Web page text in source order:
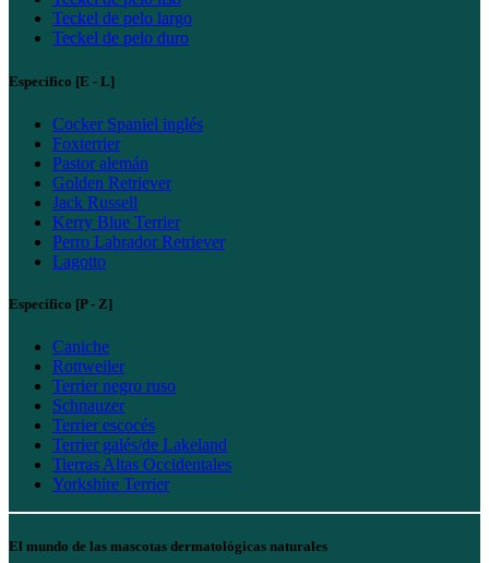
Teckel de pelo largo
Teckel de pelo duro
Específico [E - L]
Cocker Spaniel inglés
Foxterrier
Pastor alemán
Golden Retriever
Jack Russell
Kerry Blue Terrier
Perro Labrador Retriever
Lagotto
Específico [P - Z]
Caniche
Rottweiler
Terrier negro ruso
Schnauzer
Terrier escocés
Terrier galés/de Lakeland
Tierras Altas Occidentales
Yorkshire Terrier
El mundo de las mascotas dermatológicas naturales